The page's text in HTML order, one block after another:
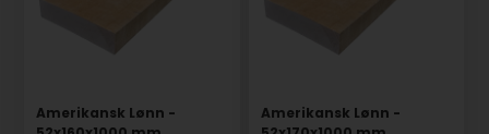
Amerikansk Lønn -
Amerikansk Lønn -